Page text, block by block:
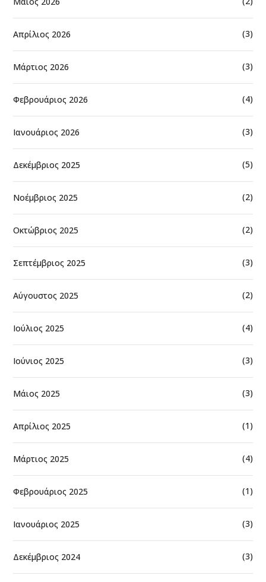
Απρίλιος 2026 (3)
Μάρτιος 2026 (3)
Φεβρουάριος 2026 (4)
Ιανουάριος 2026 (3)
Δεκέμβριος 2025 (5)
Νοέμβριος 2025 (2)
Οκτώβριος 2025 (2)
Σεπτέμβριος 2025 (3)
Αύγουστος 2025 (2)
Ιούλιος 2025 (4)
Ιούνιος 2025 (3)
Μάιος 2025 (3)
Απρίλιος 2025 (1)
Μάρτιος 2025 (4)
Φεβρουάριος 2025 (1)
Ιανουάριος 2025 (3)
Δεκέμβριος 2024 (3)